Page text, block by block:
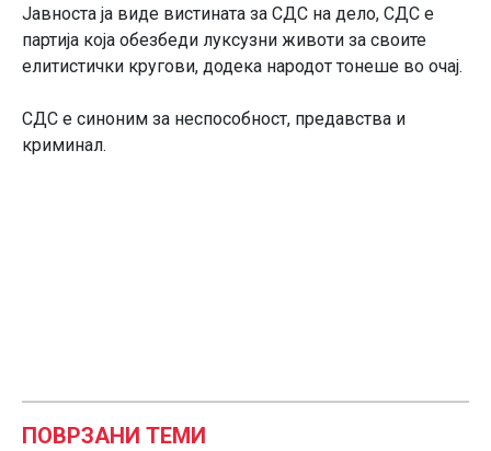
Јавноста ја виде вистината за СДС на дело, СДС е
партија која обезбеди луксузни животи за своите
елитистички кругови, додека народот тонеше во очај.
СДС е синоним за неспособност, предавства и
криминал.
ПОВРЗАНИ ТЕМИ